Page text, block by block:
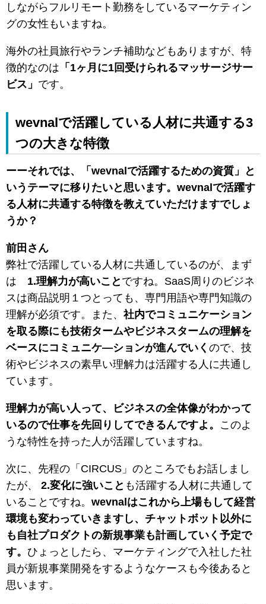
しながらフルリモート勤務をしているマーケティン
グの女性もいますね。
海外の社員旅行やランチ補助などもありますが、特
徴的なのは 「1ヶ月に1回受けられるマッサージサー
ビス」 です。
wevnalで活躍している人材に共通する3
つの大きな特徴
ーーそれでは、「wevnalで活躍するための資質」と
いうテーマに移りたいと思います。wevnalで活躍す
る人材に共通する特徴を教えていただけますでしょ
うか？
前田さん
弊社で活躍している人材に共通しているのが、まず
は 1.理解力が高いこと ですね。SaaS周りのビジネ
スは商品説明１つとっても、専門用語や専門知識の
理解が必須です。また、 社内でコミュニケーション
を取る際にも技術タームやビジネスタームの理解を
ベースにコミュニケ―ションが進んでいく ので、技
術やビジネスの素早い理解力は活躍する人に共通し
ています。
理解力が高い人って、ビジネスの全体像がわかって
いるので仕事を先回りしてできるんですよ。 このよ
うな特性を持った人が活躍していますね。
次に、先程の「CIRCUS」のところでもお話しまし
たが、
2.変化に強いこと も活躍する人材に共通して
いることですね。 wevnalはこれから上場もして経営
環境も変わっていきますし、チャットボット以外に
も自社プロダクトの新規事業も計画していく予定で
す。 ひょっとしたら、マーケティングで入社した社
員が新規事業開発をするようなケースも今後あると
思います。